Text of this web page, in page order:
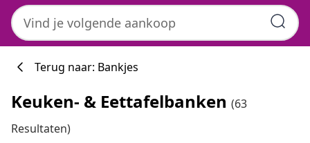
Terug naar: Bankjes
Keuken- & Eettafelbanken (63
Resultaten)